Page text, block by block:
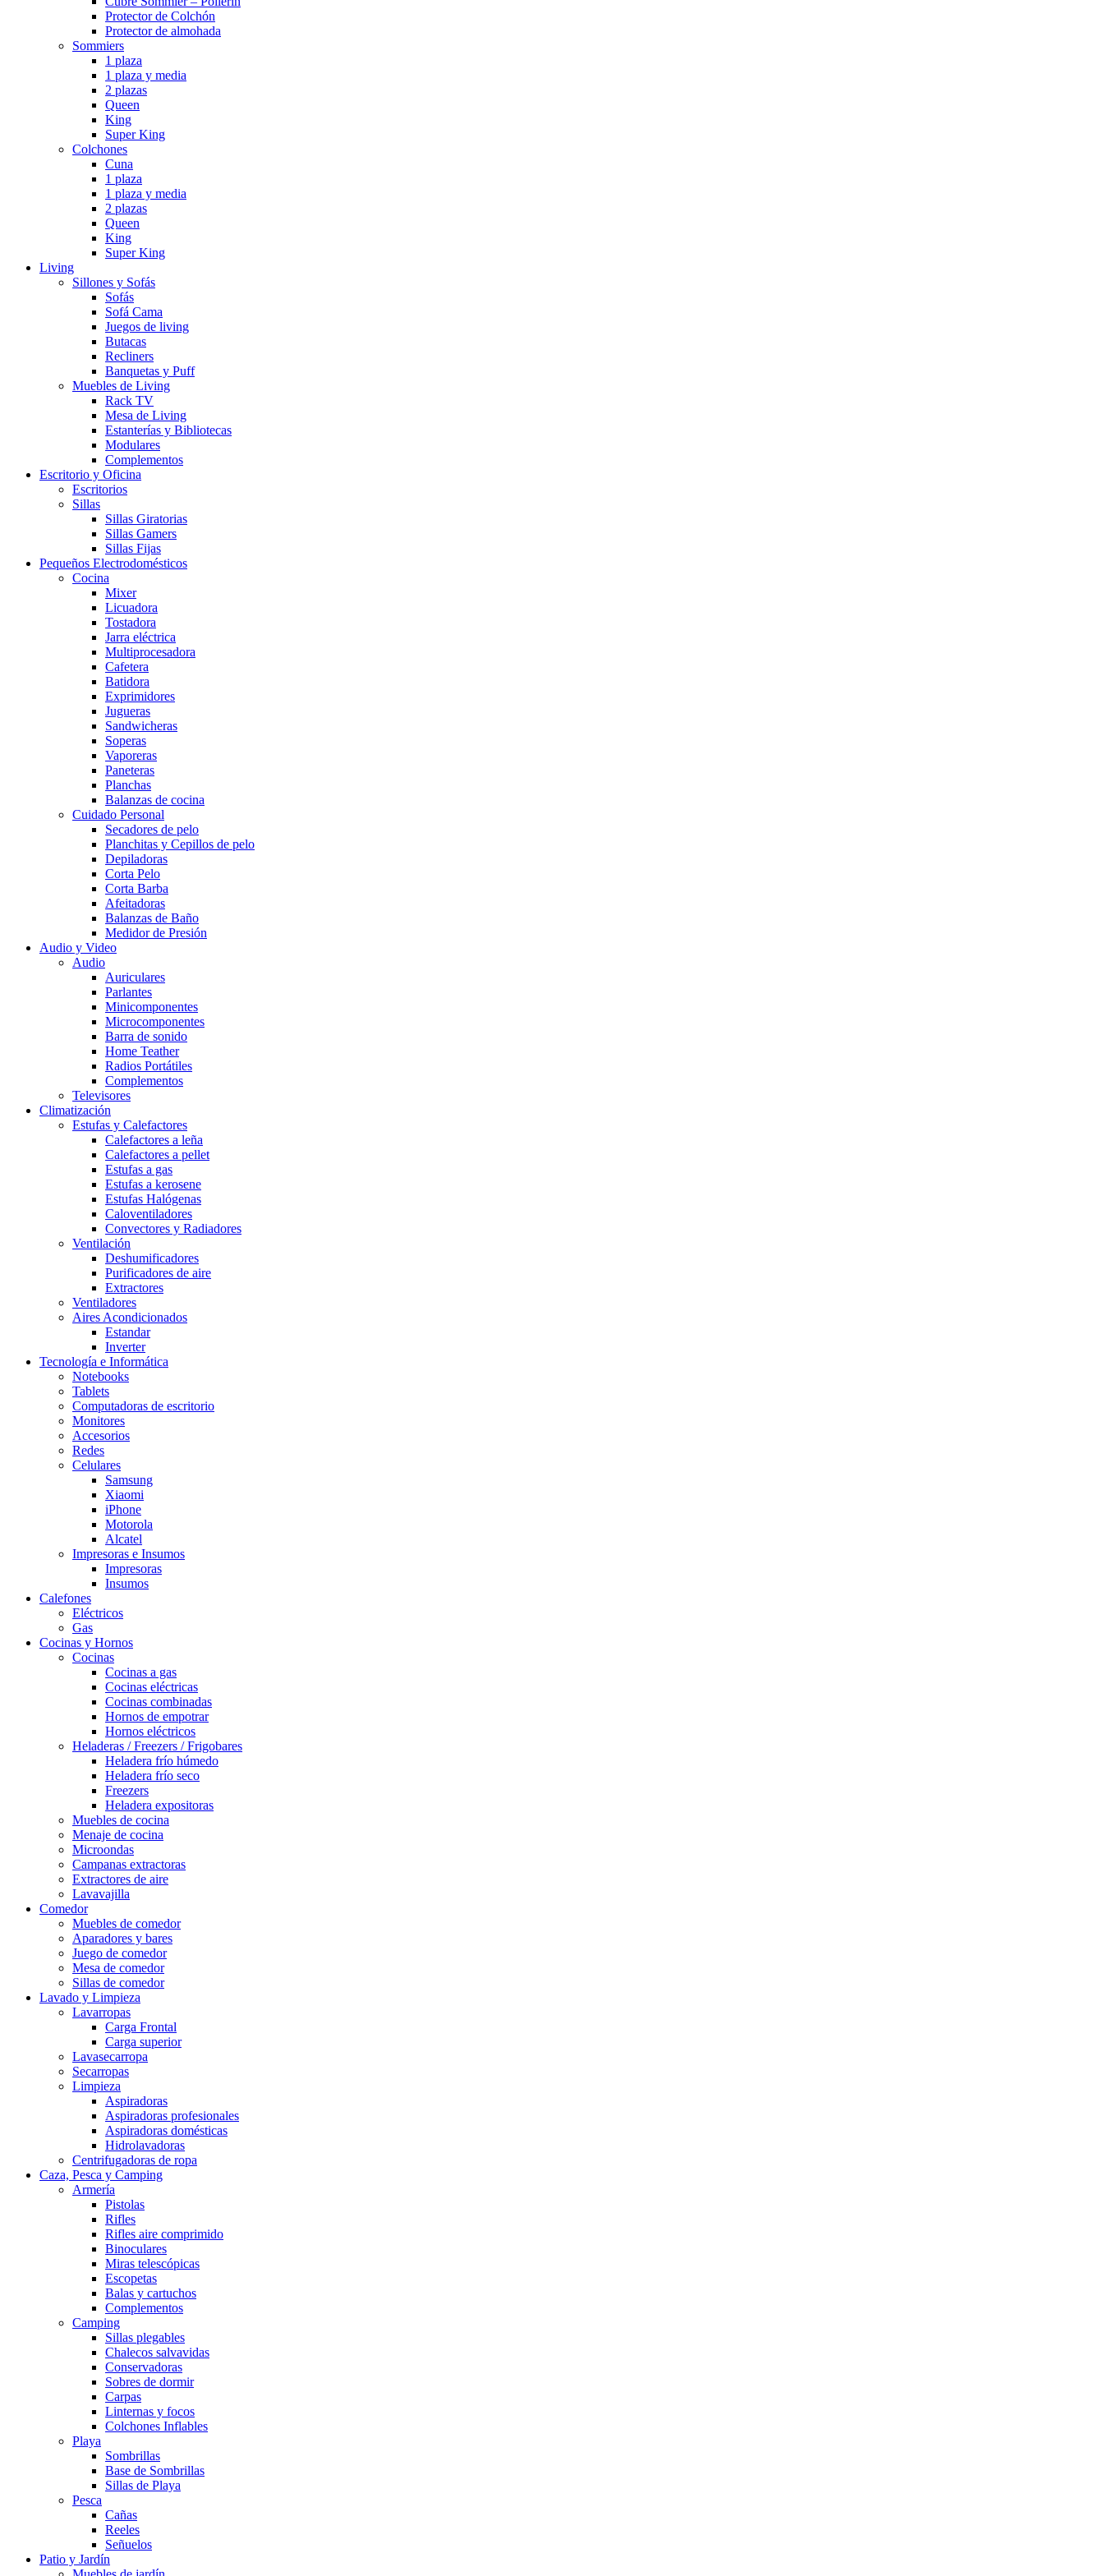
Protector de Colchón
Protector de almohada
Sommiers
1 plaza
1 plaza y media
2 plazas
Queen
King
Super King
Colchones
Cuna
1 plaza
1 plaza y media
2 plazas
Queen
King
Super King
Living
Sillones y Sofás
Sofás
Sofá Cama
Juegos de living
Butacas
Recliners
Banquetas y Puff
Muebles de Living
Rack TV
Mesa de Living
Estanterías y Bibliotecas
Modulares
Complementos
Escritorio y Oficina
Escritorios
Sillas
Sillas Giratorias
Sillas Gamers
Sillas Fijas
Pequeños Electrodomésticos
Cocina
Mixer
Licuadora
Tostadora
Jarra eléctrica
Multiprocesadora
Cafetera
Batidora
Exprimidores
Jugueras
Sandwicheras
Soperas
Vaporeras
Paneteras
Planchas
Balanzas de cocina
Cuidado Personal
Secadores de pelo
Planchitas y Cepillos de pelo
Depiladoras
Corta Pelo
Corta Barba
Afeitadoras
Balanzas de Baño
Medidor de Presión
Audio y Video
Audio
Auriculares
Parlantes
Minicomponentes
Microcomponentes
Barra de sonido
Home Teather
Radios Portátiles
Complementos
Televisores
Climatización
Estufas y Calefactores
Calefactores a leña
Calefactores a pellet
Estufas a gas
Estufas a kerosene
Estufas Halógenas
Caloventiladores
Convectores y Radiadores
Ventilación
Deshumificadores
Purificadores de aire
Extractores
Ventiladores
Aires Acondicionados
Estandar
Inverter
Tecnología e Informática
Notebooks
Tablets
Computadoras de escritorio
Monitores
Accesorios
Redes
Celulares
Samsung
Xiaomi
iPhone
Motorola
Alcatel
Impresoras e Insumos
Impresoras
Insumos
Calefones
Eléctricos
Gas
Cocinas y Hornos
Cocinas
Cocinas a gas
Cocinas eléctricas
Cocinas combinadas
Hornos de empotrar
Hornos eléctricos
Heladeras / Freezers / Frigobares
Heladera frío húmedo
Heladera frío seco
Freezers
Heladera expositoras
Muebles de cocina
Menaje de cocina
Microondas
Campanas extractoras
Extractores de aire
Lavavajilla
Comedor
Muebles de comedor
Aparadores y bares
Juego de comedor
Mesa de comedor
Sillas de comedor
Lavado y Limpieza
Lavarropas
Carga Frontal
Carga superior
Lavasecarropa
Secarropas
Limpieza
Aspiradoras
Aspiradoras profesionales
Aspiradoras domésticas
Hidrolavadoras
Centrifugadoras de ropa
Caza, Pesca y Camping
Armería
Pistolas
Rifles
Rifles aire comprimido
Binoculares
Miras telescópicas
Escopetas
Balas y cartuchos
Complementos
Camping
Sillas plegables
Chalecos salvavidas
Conservadoras
Sobres de dormir
Carpas
Linternas y focos
Colchones Inflables
Playa
Sombrillas
Base de Sombrillas
Sillas de Playa
Pesca
Cañas
Reeles
Señuelos
Patio y Jardín